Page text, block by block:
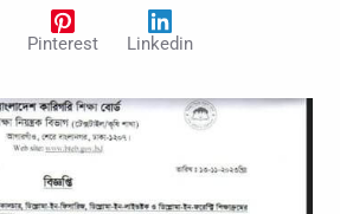
Pinterest Linkedin